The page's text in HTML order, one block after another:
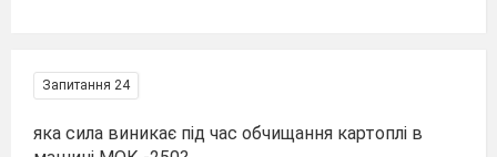
Запитання 24
яка сила виникає під час обчищання картоплі в